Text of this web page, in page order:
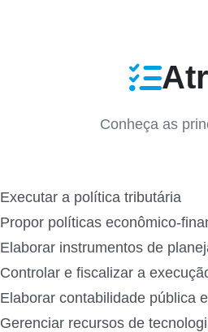
Conheça as
Executar a política tributária
Propor políticas econômico-
Elaborar instrumentos de
Controlar e fiscalizar a
Elaborar contabilidade pública
Gerenciar recursos de